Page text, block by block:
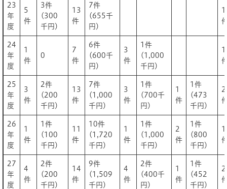
23
年
度
5
件
3件
(300
千円)
13
件
7件
(655千
円)
24
年
度
1
件
0
7
件
6件
(600千
円)
3
件
1件
(1,000
千円)
25
年
度
3
件
2件
(200
千円)
13
件
7件
(1,000
千円)
3
件
1件
(700千
円)
1
件
1件
(473
千円)
26
年
度
1
件
1件
(100
千円)
11
件
10件
(1,720
千円)
1
件
1件
(1,000
千円)
2
件
1件
(800
千円)
27
年
度
4
件
2件
(200
千円)
14
件
9件
(1,509
千円)
4
件
2件
(400千
円)
1
件
1件
(452
千円)